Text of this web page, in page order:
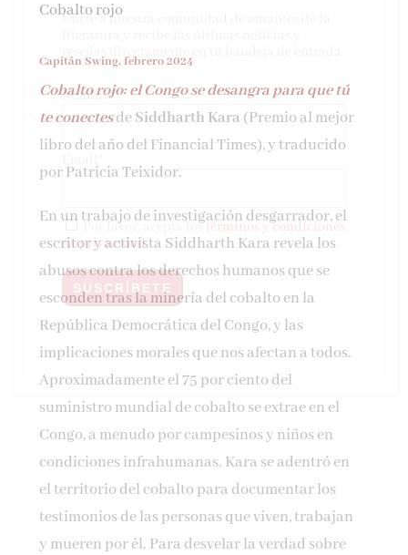
Cobalto rojo
Capitán Swing, febrero 2024
Cobalto rojo: el Congo se desangra para que tú
te conectesdeSiddharth Kara(Premio al mejor
libro del año del Financial Times), y traducido
por Patricia Teixidor.
En un trabajo de investigación desgarrador, el
escritor y activista Siddharth Kara revela los
abusos contra los derechos humanos que se
esconden tras la minería del cobalto en la
República Democrática del Congo, y las
implicaciones morales que nos afectan a todos.
Aproximadamente el 75 por ciento del
suministro mundial de cobalto se extrae en el
Congo, a menudo por campesinos y niños en
condiciones infrahumanas. Kara se adentró en
el territorio del cobalto para documentar los
testimonios de las personas que viven, trabajan
y mueren por él. Para desvelar la verdad sobre
Únete a nuestra comunidad de amantes de la
Nombre*
Por favor, acepta los términos y condiciones
de privacidad